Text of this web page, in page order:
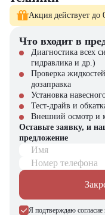
бизнеса!
Акция действует до
Что входит в
Диагностика всех
гидравлика и др.)
Проверка
дозаправка
Установка
Тест-драйв и
Внешний осмотр и
Оставьте заявку, и
предложение
Имя
Номер телефона
Я подтверждаю согласие